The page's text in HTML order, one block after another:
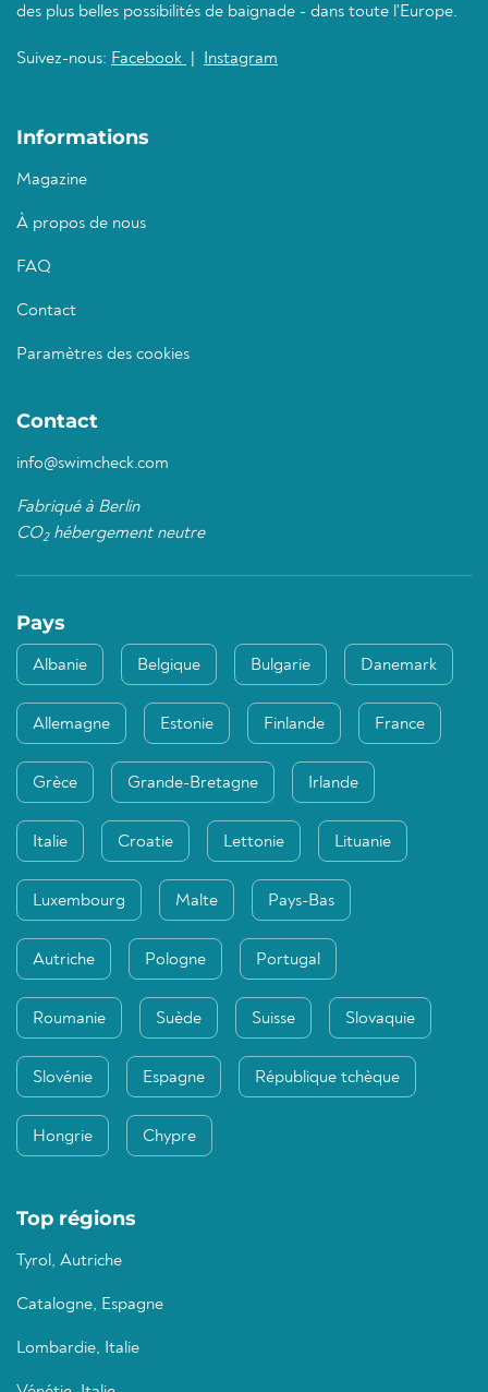
des plus belles possibilités de baignade - dans toute l'Europe.
Suivez-nous: Facebook Instagram
Informations
Magazine
À propos de nous
FAQ
Contact
Paramètres des cookies
Contact
info@swimcheck.com
Fabriqué à Berlin
CO2hébergement neutre
Pays
Albanie Belgique Bulgarie Danemark
Allemagne Estonie Finlande France
Grèce Grande-Bretagne Irlande
Italie Croatie Lettonie Lituanie
Luxembourg Malte Pays-Bas
Autriche Pologne Portugal
Roumanie Suède Suisse Slovaquie
Slovénie Espagne République tchèque
Hongrie Chypre
Top régions
Tyrol, Autriche
Catalogne, Espagne
Lombardie, Italie